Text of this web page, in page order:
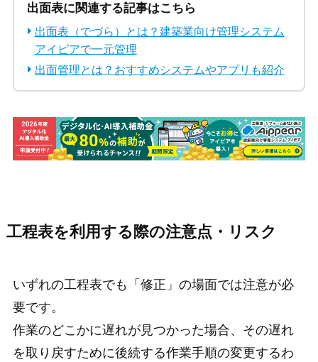
出面表に関連する記事はこちら
出面表（でづら）とは？建築業向け管理システム
アイピアで一元管理
出面管理とは？おすすめシステムやアプリも紹介
工程表を利用する際の注意点・リスク
いずれの工程表でも「修正」の場面では注意が必
要です。
作業のどこかに遅れが見つかった場合、その遅れ
を取り戻すために後続する作業手順の変更するわ